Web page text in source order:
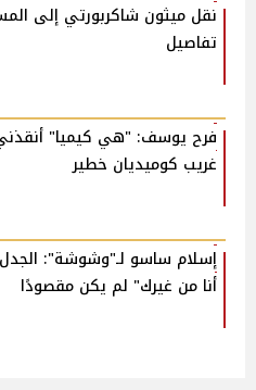
نقل ميثون شاكربورتي إلى
تفاصيل
فرح يوسف: "هي كيميا"
غريب كوميديان خطير
إسلام ساسو لـ"وشوشة":
أنا من غيرك" لم يكن مقصودًا